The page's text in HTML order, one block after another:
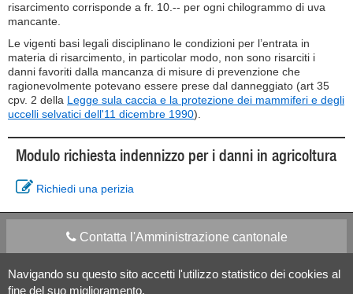
Navigando su questo sito accetti l'utilizzo statistico dei cookies al
fine del suo miglioramento.
risarcimento corrisponde a fr. 10.-- per ogni chilogrammo di uva
mancante.
Le vigenti basi legali disciplinano le condizioni per l’entrata in
materia di risarcimento, in particolar modo, non sono risarciti i
danni favoriti dalla mancanza di misure di prevenzione che
ragionevolmente potevano essere prese dal danneggiato (art 35
cpv. 2 della Legge sula caccia e la protezione dei mammiferi e degli
uccelli selvatici dell'11 dicembre 1990).
Modulo richiesta indennizzo per i danni in agricoltura
Richiedi una perizia
Contatta l'Amministrazione cantonale
Apps Mobile Social media